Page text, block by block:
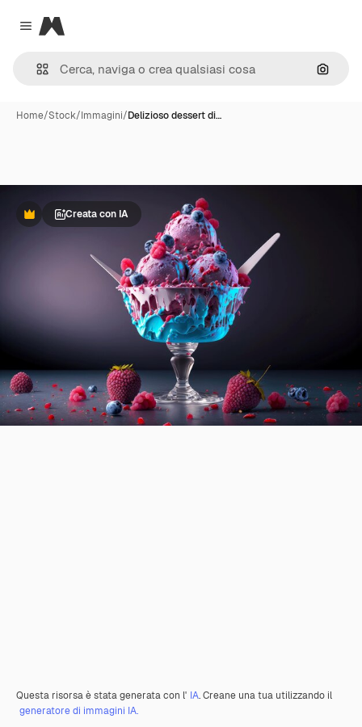
Close menu
Magnific
Cerca
Home/Stock/Immagini/Delizioso dessert di…
PremiumCreata con IA
Questa risorsa è stata generata con l' IA. Creane una tua utilizzando il
generatore di immagini IA.